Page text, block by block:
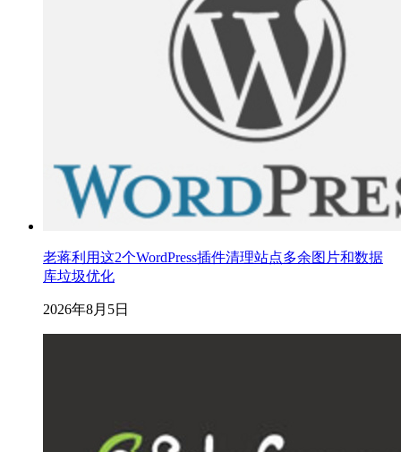
老蒋利用这2个WordPress插件清理站点多余图片和数据
库垃圾优化
2026年8月5日